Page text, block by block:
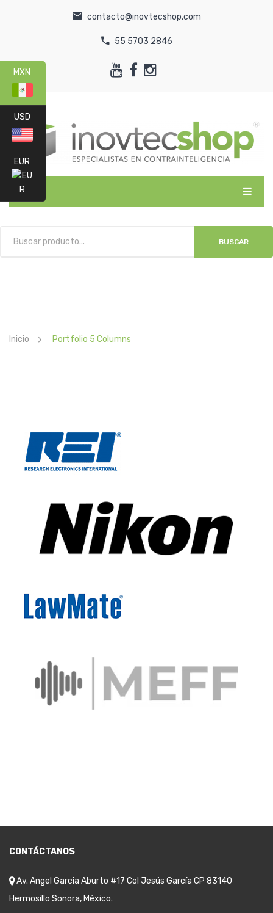
contacto@inovtecshop.com
55 5703 2846
MENU
CATEGORÍAS
CONTACTO
BUSCAR
Inicio Portfolio 5 Columns
CONTÁCTANOS
Av. Angel Garcia Aburto #17 Col Jesús García CP 83140
Hermosillo Sonora, México.
MXN
USD
EUR